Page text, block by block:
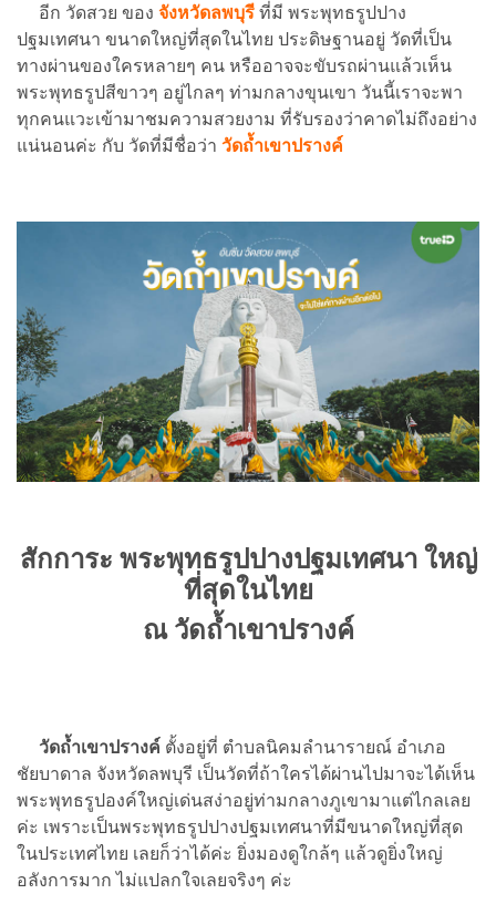
อีก วัดสวย ของ จังหวัดลพบุรี ที่มี พระพุทธรูปปาง
ปฐมเทศนา ขนาดใหญ่ที่สุดในไทย ประดิษฐานอยู่ วัดที่เป็น
ทางผ่านของใครหลายๆ คน หรืออาจจะขับรถผ่านแล้วเห็น
พระพุทธรูปสีขาวๆ อยู่ไกลๆ ท่ามกลางขุนเขา วันนี้เราจะพา
ทุกคนแวะเข้ามาชมความสวยงาม ที่รับรองว่าคาดไม่ถึงอย่าง
แน่นอนค่ะ กับ วัดที่มีชื่อว่า วัดถ้ำเขาปรางค์
สักการะ พระพุทธรูปปางปฐมเทศนา ใหญ่
ที่สุดในไทย
ณ วัดถ้ำเขาปรางค์
วัดถ้ำเขาปรางค์ ตั้งอยู่ที่ ตำบลนิคมลำนารายณ์ อำเภอ
ชัยบาดาล จังหวัดลพบุรี เป็นวัดที่ถ้าใครได้ผ่านไปมาจะได้เห็น
พระพุทธรูปองค์ใหญ่เด่นสง่าอยู่ท่ามกลางภูเขามาแต่ไกลเลย
ค่ะ เพราะเป็นพระพุทธรูปปางปฐมเทศนาที่มีขนาดใหญ่ที่สุด
ในประเทศไทย เลยก็ว่าได้ค่ะ ยิ่งมองดูใกล้ๆ แล้วดูยิ่งใหญ่
อลังการมาก ไม่แปลกใจเลยจริงๆ ค่ะ